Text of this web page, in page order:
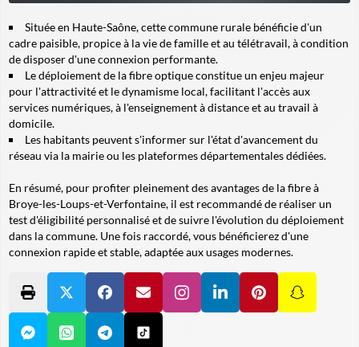
Située en Haute-Saône, cette commune rurale bénéficie d'un
cadre paisible, propice à la vie de famille et au télétravail, à condition
de disposer d'une connexion performante.
Le déploiement de la fibre optique constitue un enjeu majeur
pour l'attractivité et le dynamisme local, facilitant l'accès aux
services numériques, à l'enseignement à distance et au travail à
domicile.
Les habitants peuvent s'informer sur l'état d'avancement du
réseau via la mairie ou les plateformes départementales dédiées.
En résumé, pour profiter pleinement des avantages de la fibre à
Broye-les-Loups-et-Verfontaine, il est recommandé de réaliser un
test d'éligibilité personnalisé et de suivre l'évolution du déploiement
dans la commune. Une fois raccordé, vous bénéficierez d'une
connexion rapide et stable, adaptée aux usages modernes.